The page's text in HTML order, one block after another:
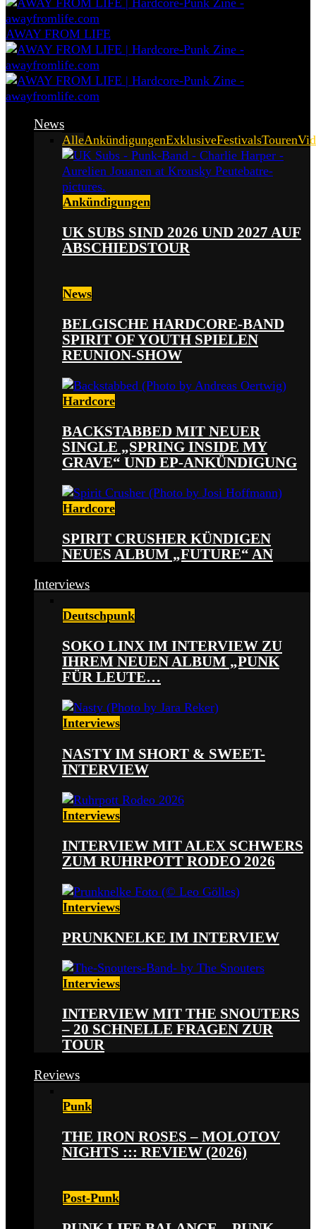
AWAY FROM LIFE
News
AlleAnkündigungenExklusiveFestivalsTouren
Ankündigungen
UK SUBS SIND 2026 UND 2027 AUF
ABSCHIEDSTOUR
News
BELGISCHE HARDCORE-BAND
SPIRIT OF YOUTH SPIELEN
REUNION-SHOW
Hardcore
BACKSTABBED MIT NEUER
SINGLE „SPRING INSIDE MY
GRAVE“ UND EP-ANKÜNDIGUNG
Hardcore
SPIRIT CRUSHER KÜNDIGEN
NEUES ALBUM „FUTURE“ AN
Interviews
Deutschpunk
SOKO LINX IM INTERVIEW ZU
IHREM NEUEN ALBUM „PUNK
FÜR LEUTE…
Interviews
NASTY IM SHORT & SWEET-
INTERVIEW
Interviews
INTERVIEW MIT ALEX SCHWERS
ZUM RUHRPOTT RODEO 2026
Interviews
PRUNKNELKE IM INTERVIEW
Interviews
INTERVIEW MIT THE SNOUTERS
– 20 SCHNELLE FRAGEN ZUR
TOUR
Reviews
Punk
THE IRON ROSES – MOLOTOV
NIGHTS ::: REVIEW (2026)
Post-Punk